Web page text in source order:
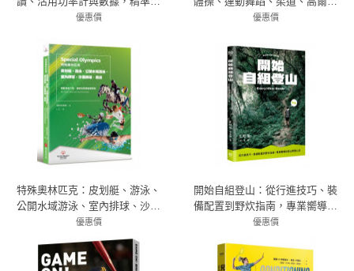
化你的訓練效率與賽事表現
優惠價
球、足球——運動項目介紹、規
優惠價
特殊奧林匹克：皮划艇、游泳、
公開水域游泳、室內排球、沙灘
排球、馬術——運動項目介紹、
規格及教練指導準則
優惠價
79折 237元
開始自組登山：從行進技巧、裝
備配置到野炊指南，專業嚮導的
登山野營心法
優惠價